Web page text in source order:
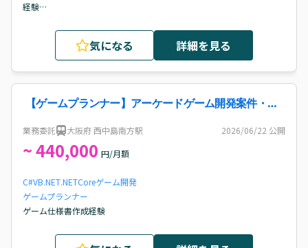
経験
顧客折衝経験
仕様書などのデータ作成スキル
気になる 詳細を見る
【ゲームプランナー】アーケードゲーム開発案件・求
業務委託 大阪府 西中島南方駅 2026/06/22 公開
~ 440,000 円/月額
C#VB.NET.NETCoreゲーム開発
ゲームプランナー
ゲーム仕様書作成経験